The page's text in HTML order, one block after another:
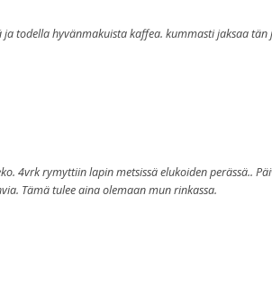
todella hyvänmakuista kaffea. kummasti jaksaa
4vrk rymyttiin lapin metsissä elukoiden perässä..
Tämä tulee aina olemaan mun rinkassa.